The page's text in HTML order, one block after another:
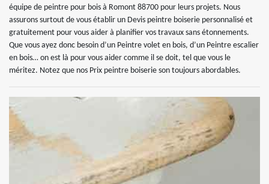
équipe de peintre pour bois à Romont 88700 pour leurs projets. Nous
assurons surtout de vous établir un Devis peintre boiserie personnalisé et
gratuitement pour vous aider à planifier vos travaux sans étonnements.
Que vous ayez donc besoin d’un Peintre volet en bois, d’un Peintre escalier
en bois… on est là pour vous aider comme il se doit, tel que vous le
méritez. Notez que nos Prix peintre boiserie son toujours abordables.